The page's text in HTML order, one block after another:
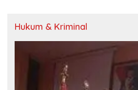
Hukum & Kriminal